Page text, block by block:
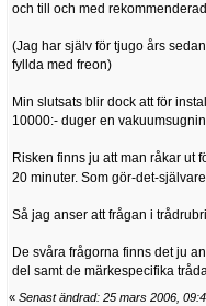
och till och med
(Jag har själv för tjugo års
fyllda med freon)
Min slutsats blir dock att för
10000:- duger en
Risken finns ju att man råkar ut
20 minuter. Som gör-det-
Så jag anser att frågan i
De svåra frågorna finns det ju
del samt de märkespecifika
« Senast ändrad: 25 mars 2006,